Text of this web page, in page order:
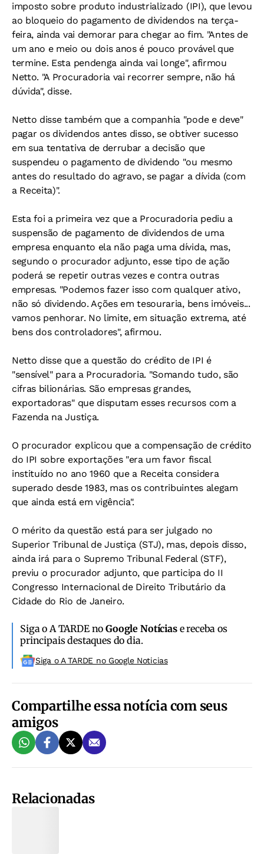
imposto sobre produto industrializado (IPI), que levou
ao bloqueio do pagamento de dividendos na terça-
feira, ainda vai demorar para chegar ao fim. "Antes de
um ano e meio ou dois anos é pouco provável que
termine. Esta pendenga ainda vai longe", afirmou
Netto. "A Procuradoria vai recorrer sempre, não há
dúvida", disse.
Netto disse também que a companhia "pode e deve"
pagar os dividendos antes disso, se obtiver sucesso
em sua tentativa de derrubar a decisão que
suspendeu o pagamento de dividendo "ou mesmo
antes do resultado do agravo, se pagar a dívida (com
a Receita)".
Esta foi a primeira vez que a Procuradoria pediu a
suspensão de pagamento de dividendos de uma
empresa enquanto ela não paga uma dívida, mas,
segundo o procurador adjunto, esse tipo de ação
poderá se repetir outras vezes e contra outras
empresas. "Podemos fazer isso com qualquer ativo,
não só dividendo. Ações em tesouraria, bens imóveis...
vamos penhorar. No limite, em situação extrema, até
bens dos controladores", afirmou.
Netto disse que a questão do crédito de IPI é
"sensível" para a Procuradoria. "Somando tudo, são
cifras bilionárias. São empresas grandes,
exportadoras" que disputam esses recursos com a
Fazenda na Justiça.
O procurador explicou que a compensação de crédito
do IPI sobre exportações "era um favor fiscal
instituído no ano 1960 que a Receita considera
superado desde 1983, mas os contribuintes alegam
que ainda está em vigência".
O mérito da questão está para ser julgado no
Superior Tribunal de Justiça (STJ), mas, depois disso,
ainda irá para o Supremo Tribunal Federal (STF),
previu o procurador adjunto, que participa do II
Congresso Internacional de Direito Tributário da
Cidade do Rio de Janeiro.
Siga o A TARDE noGoogle Notíciase receba os
principais destaques do dia.
Siga o A TARDE no Google Noticias
Compartilhe essa notícia com seus
amigos
Relacionadas